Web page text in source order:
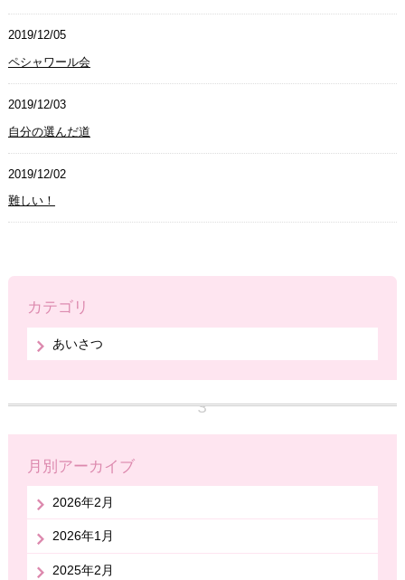
2019/12/05
ペシャワール会
2019/12/03
自分の選んだ道
2019/12/02
難しい！
カテゴリ
あいさつ
月別アーカイブ
2026年2月
2026年1月
2025年2月